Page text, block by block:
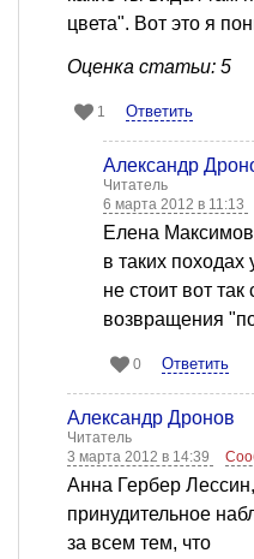
цвета". Вот это я
Оценка статьи: 5
1 Ответить
Александр
Читатель
6 марта 2012 в 11:13
Елена
в таких походах
не стоит вот
возвращения
0 Ответить
Александр Дронов
Читатель
3 марта 2012 в 14:39
Анна Гербер
принудительное
за всем тем, что